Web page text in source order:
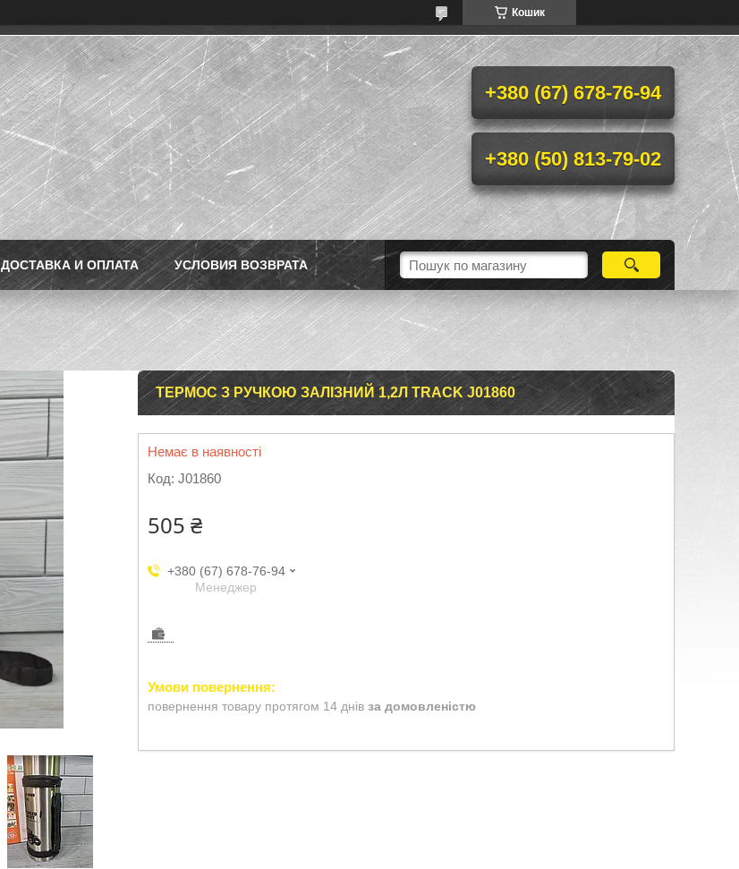
Кошик
+380 (67) 678-76-94
+380 (50) 813-79-02
ДОСТАВКА И ОПЛАТА УСЛОВИЯ ВОЗВРАТА
ТЕРМОС З РУЧКОЮ ЗАЛІЗНИЙ 1,2Л TRACK J01860
Немає в наявності
Код: J01860
505 ₴
+380 (67) 678-76-94
Менеджер
повернення товару протягом 14 днів за домовленістю